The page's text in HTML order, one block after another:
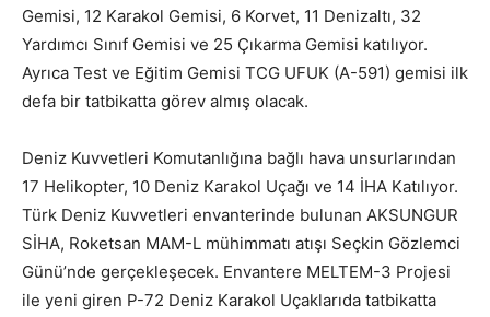
Gemisi, 12 Karakol Gemisi, 6 Korvet, 11 Denizaltı, 32
Yardımcı Sınıf Gemisi ve 25 Çıkarma Gemisi katılıyor.
Ayrıca Test ve Eğitim Gemisi TCG UFUK (A-591) gemisi ilk
defa bir tatbikatta görev almış olacak.
Deniz Kuvvetleri Komutanlığına bağlı hava unsurlarından
17 Helikopter, 10 Deniz Karakol Uçağı ve 14 İHA Katılıyor.
Türk Deniz Kuvvetleri envanterinde bulunan AKSUNGUR
SİHA, Roketsan MAM-L mühimmatı atışı Seçkin Gözlemci
Günü’nde gerçekleşecek. Envantere MELTEM-3 Projesi
ile yeni giren P-72 Deniz Karakol Uçaklarıda tatbikatta